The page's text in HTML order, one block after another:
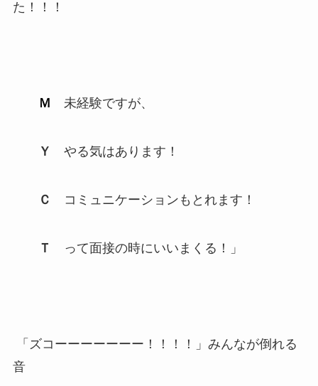
た！！！
Ｍ 未経験ですが、
Ｙ やる気はあります！
Ｃ コミュニケーションもとれます！
Ｔ って面接の時にいいまくる！」
「ズコーーーーーーー！！！！」みんなが倒れる
音